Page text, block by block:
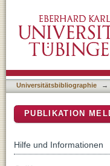
Universitätsbibliographie →
PUBLIKATION
Hilfe und Informationen